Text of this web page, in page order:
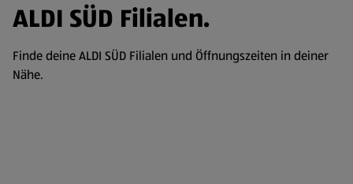
ALDI SÜD Filialen.
Finde deine ALDI SÜD Filialen und Öffnungszeiten in deiner
Nähe.